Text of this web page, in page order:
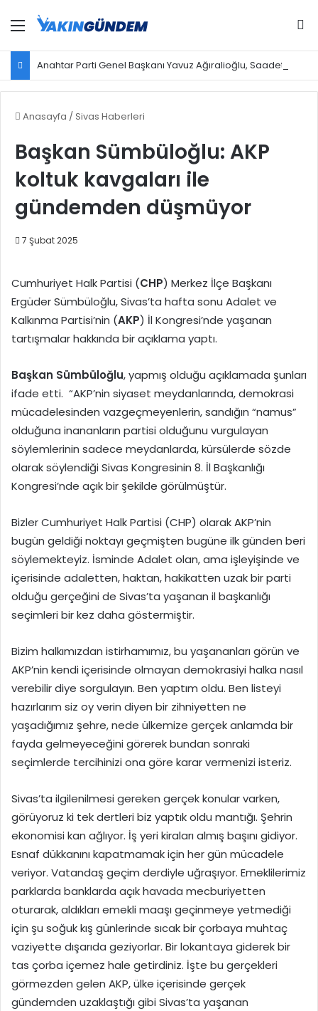
Menü
Anasayfa / Sivas Haberleri
Başkan Sümbüloğlu: AKP
koltuk kavgaları ile
gündemden düşmüyor
7 Şubat 2025
Cumhuriyet Halk Partisi (CHP) Merkez İlçe Başkanı
Ergüder Sümbüloğlu, Sivas’ta hafta sonu Adalet ve
Kalkınma Partisi’nin (AKP) İl Kongresi’nde yaşanan
tartışmalar hakkında bir açıklama yaptı.
Başkan Sümbüloğlu, yapmış olduğu açıklamada şunları
ifade etti. “AKP’nin siyaset meydanlarında, demokrasi
mücadelesinden vazgeçmeyenlerin, sandığın “namus”
olduğuna inananların partisi olduğunu vurgulayan
söylemlerinin sadece meydanlarda, kürsülerde sözde
olarak söylendiği Sivas Kongresinin 8. İl Başkanlığı
Kongresi’nde açık bir şekilde görülmüştür.
Bizler Cumhuriyet Halk Partisi (CHP) olarak AKP’nin
bugün geldiği noktayı geçmişten bugüne ilk günden beri
söylemekteyiz. İsminde Adalet olan, ama işleyişinde ve
içerisinde adaletten, haktan, hakikatten uzak bir parti
olduğu gerçeğini de Sivas’ta yaşanan il başkanlığı
seçimleri bir kez daha göstermiştir.
Bizim halkımızdan istirhamımız, bu yaşananları görün ve
AKP’nin kendi içerisinde olmayan demokrasiyi halka nasıl
verebilir diye sorgulayın. Ben yaptım oldu. Ben listeyi
hazırlarım siz oy verin diyen bir zihniyetten ne
yaşadığımız şehre, nede ülkemize gerçek anlamda bir
fayda gelmeyeceğini görerek bundan sonraki
seçimlerde tercihinizi ona göre karar vermenizi isteriz.
Sivas’ta ilgilenilmesi gereken gerçek konular varken,
görüyoruz ki tek dertleri biz yaptık oldu mantığı. Şehrin
ekonomisi kan ağlıyor. İş yeri kiraları almış başını gidiyor.
Esnaf dükkanını kapatmamak için her gün mücadele
veriyor. Vatandaş geçim derdiyle uğraşıyor. Emeklilerimiz
parklarda banklarda açık havada mecburiyetten
oturarak, aldıkları emekli maaşı geçinmeye yetmediği
için şu soğuk kış günlerinde sıcak bir çorbaya muhtaç
vaziyette dışarıda geziyorlar. Bir lokantaya giderek bir
tas çorba içemez hale getirdiniz. İşte bu gerçekleri
görmezden gelen AKP, ülke içerisinde gerçek
gündemden uzaklaştığı gibi Sivas’ta yaşanan